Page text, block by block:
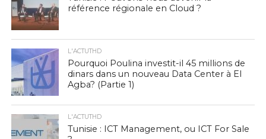
référence régionale en Cloud ?
L'ACTUTHD
Pourquoi Poulina investit-il 45 millions de
dinars dans un nouveau Data Center à El
Agba? (Partie 1)
L'ACTUTHD
Tunisie : ICT Management, ou ICT For Sale